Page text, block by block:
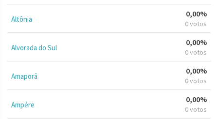
Altônia
0,00%
0 votos
Alvorada do Sul
0,00%
0 votos
Amaporã
0,00%
0 votos
Ampére
0,00%
0 votos